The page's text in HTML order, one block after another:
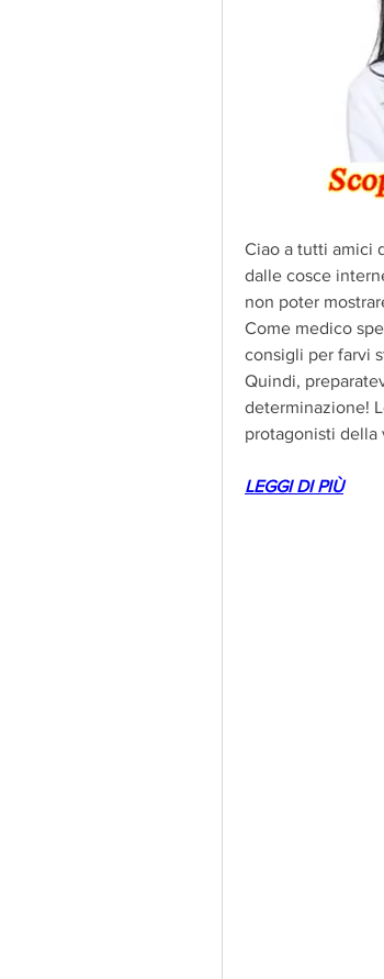
Ciao a tutti amici
dalle cosce
non poter
Come medico
consigli per farvi
Quindi,
determinazione!
protagonisti della
LEGGI DI PIÙ